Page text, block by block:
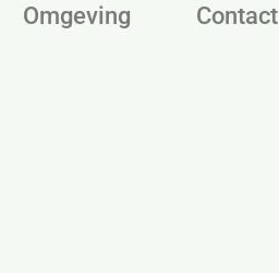
Omgeving Contact